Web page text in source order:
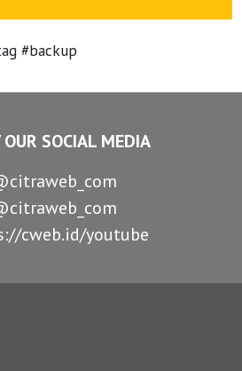
#backup
OUR SOCIAL MEDIA
cweb.id/youtube